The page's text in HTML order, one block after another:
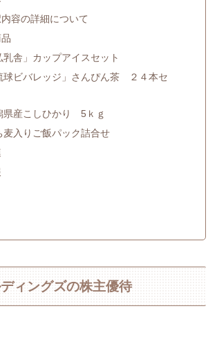
容の詳細について
舎」カップアイスセット
ビバレッジ」さんぴん茶 ２４本セ
産こしひかり 5ｋｇ
入りご飯パック詰合せ
ィングズの株主優待